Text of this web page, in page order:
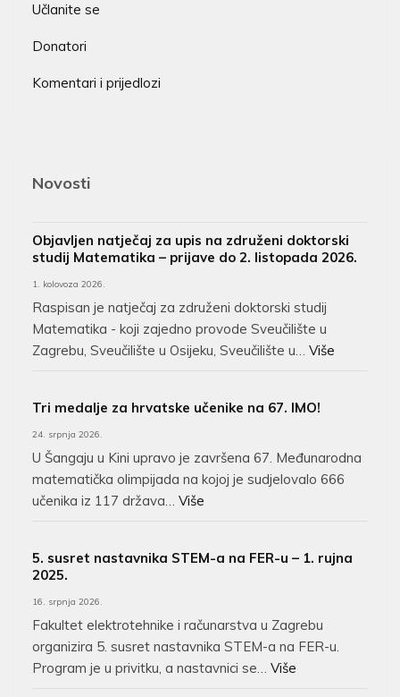
Učlanite se
Donatori
Komentari i prijedlozi
Novosti
Objavljen natječaj za upis na združeni doktorski
studij Matematika – prijave do 2. listopada 2026.
1. kolovoza 2026.
Raspisan je natječaj za združeni doktorski studij
Matematika - koji zajedno provode Sveučilište u
Zagrebu, Sveučilište u Osijeku, Sveučilište u… Više
Tri medalje za hrvatske učenike na 67. IMO!
24. srpnja 2026.
U Šangaju u Kini upravo je završena 67. Međunarodna
matematička olimpijada na kojoj je sudjelovalo 666
učenika iz 117 država… Više
5. susret nastavnika STEM-a na FER-u – 1. rujna
2025.
16. srpnja 2026.
Fakultet elektrotehnike i računarstva u Zagrebu
organizira 5. susret nastavnika STEM-a na FER-u.
Program je u privitku, a nastavnici se… Više